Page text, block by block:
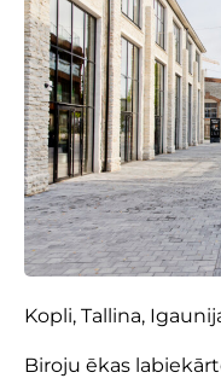
Kopli, Tallina,
Biroju ēkas